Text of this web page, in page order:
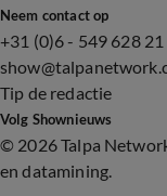
Neem contact op
+31 (0)6 - 549 628 21
Tip de redactie
Volg Shownieuws
© 2026 Talpa
en datamining.